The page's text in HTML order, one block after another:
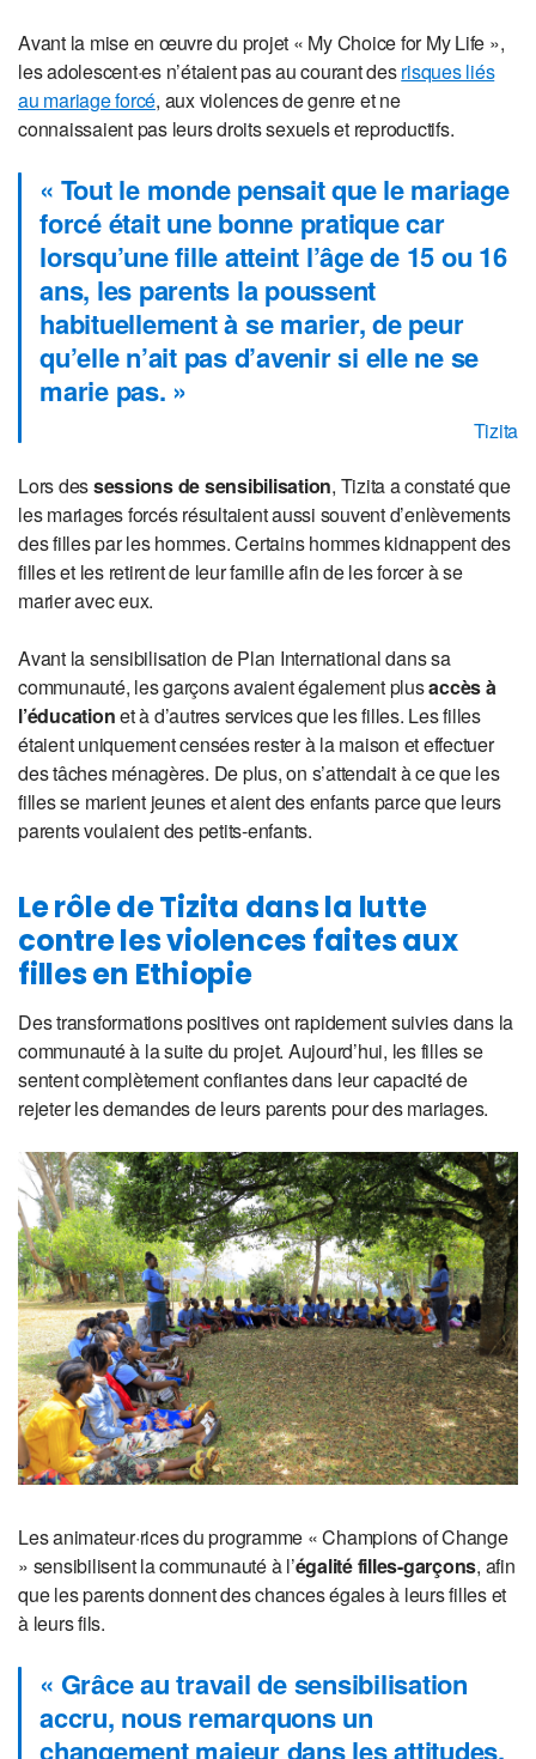
Avant la mise en œuvre du projet « My Choice for My Life »,
les adolescent·es n’étaient pas au courant desrisques liés
au mariage forcé, aux violences de genre et ne
connaissaient pas leurs droits sexuels et reproductifs.
« Tout le monde pensait que le mariage
forcé était une bonne pratique car
lorsqu’une fille atteint l’âge de 15 ou 16
ans, les parents la poussent
habituellement à se marier, de peur
qu’elle n’ait pas d’avenir si elle ne se
marie pas. »
Tizita
Lors dessessions de sensibilisation, Tizita a constaté que
les mariages forcés résultaient aussi souvent d’enlèvements
des filles par les hommes. Certains hommes kidnappent des
filles et les retirent de leur famille afin de les forcer à se
marier avec eux.
Avant la sensibilisation de Plan International dans sa
communauté, les garçons avaient également plusaccès à
l’éducationet à d’autres services que les filles. Les filles
étaient uniquement censées rester à la maison et effectuer
des tâches ménagères. De plus, on s’attendait à ce que les
filles se marient jeunes et aient des enfants parce que leurs
parents voulaient des petits-enfants.
Le rôle de Tizita dans la lutte
contre les violences faites aux
filles en Ethiopie
Des transformations positives ont rapidement suivies dans la
communauté à la suite du projet. Aujourd’hui, les filles se
sentent complètement confiantes dans leur capacité de
rejeter les demandes de leurs parents pour des mariages.
Les animateur·rices du programme « Champions of Change
» sensibilisent la communauté à l’égalité filles-garçons, afin
que les parents donnent des chances égales à leurs filles et
à leurs fils.
« Grâce au travail de sensibilisation
accru, nous remarquons un
changement majeur dans les attitudes,